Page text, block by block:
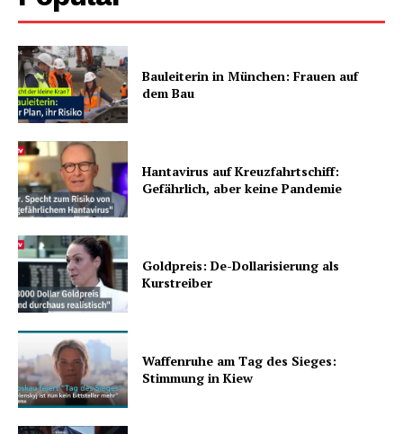
Bauleiterin in München: Frauen auf
dem Bau
Hantavirus auf Kreuzfahrtschiff:
Gefährlich, aber keine Pandemie
Goldpreis: De-Dollarisierung als
Kurstreiber
Waffenruhe am Tag des Sieges:
Stimmung in Kiew